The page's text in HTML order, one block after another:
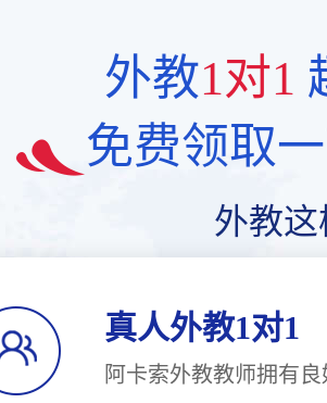
外教1对1
免费领取
外教这
真人外教1对1
阿卡索外教教师拥有